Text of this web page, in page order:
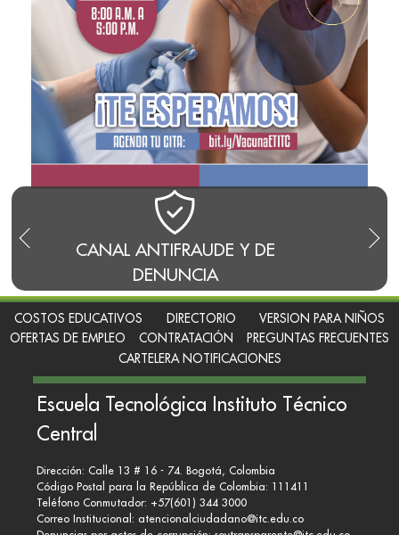
Y DE
BLOG DEL RECTOR
COSTOS EDUCATIVOS DIRECTORIO
VERSION PARA NIÑOS
OFERTAS DE EMPLEO
CONTRATACIÓN
PREGUNTAS FRECUENTES
CARTELERA NOTIFICACIONES
Escuela Tecnológica Instituto Técnico
Central
Dirección: Calle 13 # 16 - 74. Bogotá, Colombia
Código Postal para la República de Colombia: 111411
Teléfono Conmutador: +57(601) 344 3000
Correo Institucional: atencionalciudadano@itc.edu.co